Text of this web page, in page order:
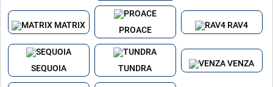
MATRIX
PROACE
RAV4
SEQUOIA TUNDRA
VENZA